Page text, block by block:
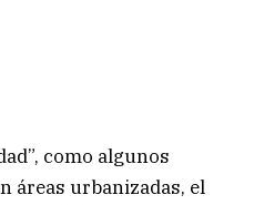
como algunos
áreas urbanizadas, el